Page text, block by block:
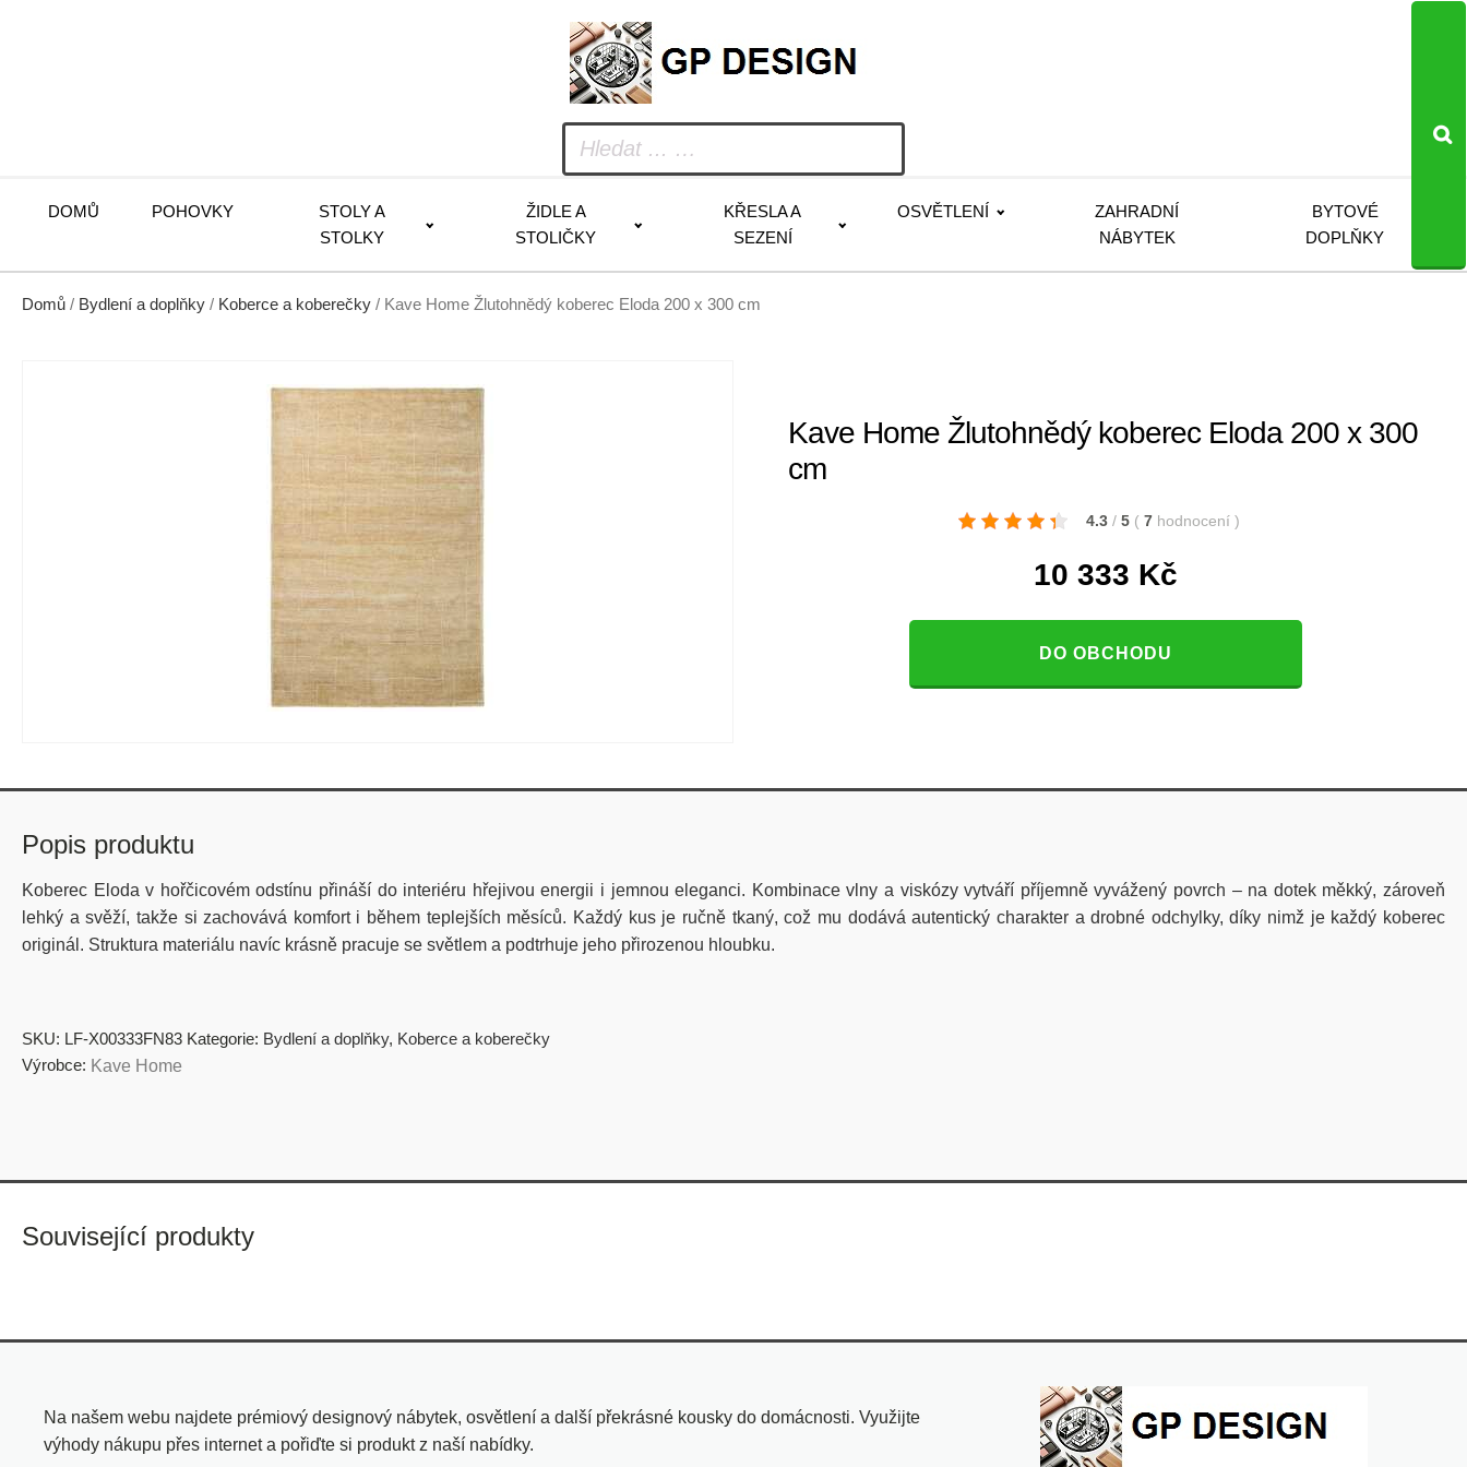
DOMŮ POHOVKY
STOLY A
STOLKY
ŽIDLE A
STOLIČKY
KŘESLA A
SEZENÍ
OSVĚTLENÍ
ZAHRADNÍ
NÁBYTEK
BYTOVÉ
DOPLŇKY
Domů / Bydlení a doplňky / Koberce a koberečky / Kave Home Žlutohnědý koberec Eloda 200 x 300 cm
Kave Home Žlutohnědý koberec Eloda 200 x 300
cm
4.3 / 5 ( 7 hodnocení )
10 333 Kč
DO OBCHODU
Popis produktu
Koberec Eloda v hořčicovém odstínu přináší do interiéru hřejivou energii i jemnou eleganci. Kombinace vlny a viskózy vytváří příjemně vyvážený povrch – na dotek měkký, zároveň
lehký a svěží, takže si zachovává komfort i během teplejších měsíců. Každý kus je ručně tkaný, což mu dodává autentický charakter a drobné odchylky, díky nimž je každý koberec
originál. Struktura materiálu navíc krásně pracuje se světlem a podtrhuje jeho přirozenou hloubku.
SKU: LF-X00333FN83 Kategorie: Bydlení a doplňky, Koberce a koberečky
Výrobce: Kave Home
Související produkty
Na našem webu najdete prémiový designový nábytek, osvětlení a další překrásné kousky do domácnosti. Využijte
výhody nákupu přes internet a pořiďte si produkt z naší nabídky.